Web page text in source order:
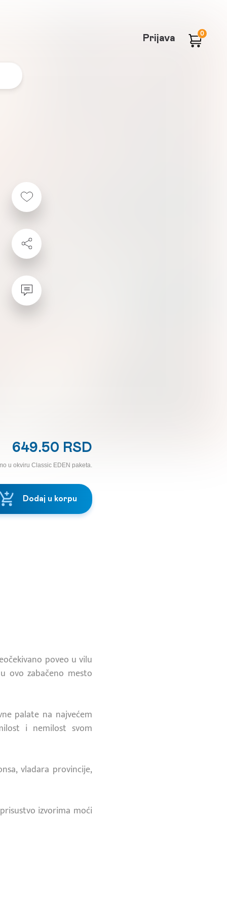
Prijava 0
649.50 RSD
u okviru Classic EDEN paketa.
Dodaj u korpu
poveo u vilu
ovo zabačeno mesto
palate na najvećem
i nemilost svom
vladara provincije,
izvorima moći